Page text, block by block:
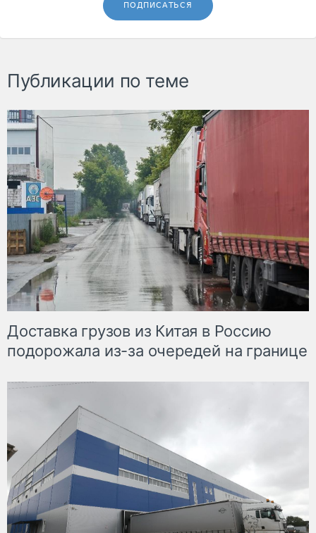
ПОДПИСАТЬСЯ
Публикации по теме
Доставка грузов из Китая в Россию
подорожала из-за очередей на границе